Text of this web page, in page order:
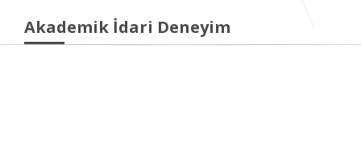
Akademik İdari Deneyim